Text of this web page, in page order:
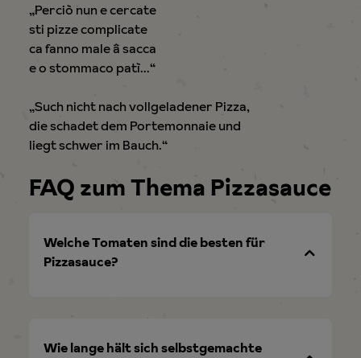
„Perciò nun e cercate
sti pizze complicate
ca fanno male â sacca
e o stommaco patì…“
„Such nicht nach vollgeladener Pizza,
die schadet dem Portemonnaie und
liegt schwer im Bauch.“
FAQ zum Thema Pizzasauce
Welche Tomaten sind die besten für
Pizzasauce?
Wie lange hält sich selbstgemachte